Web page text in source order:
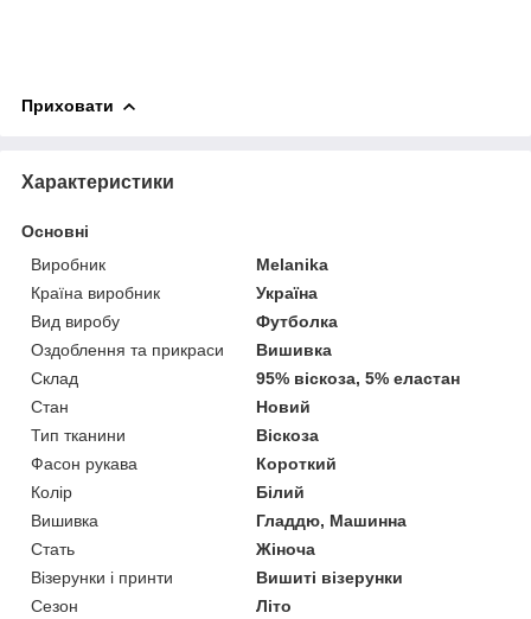
Приховати
Характеристики
Основні
Виробник
Melanika
Країна виробник
Україна
Вид виробу
Футболка
Оздоблення та прикраси
Вишивка
Склад
95% віскоза, 5% еластан
Стан
Новий
Тип тканини
Віскоза
Фасон рукава
Короткий
Колір
Білий
Вишивка
Гладдю, Машинна
Стать
Жіноча
Візерунки і принти
Вишиті візерунки
Сезон
Літо